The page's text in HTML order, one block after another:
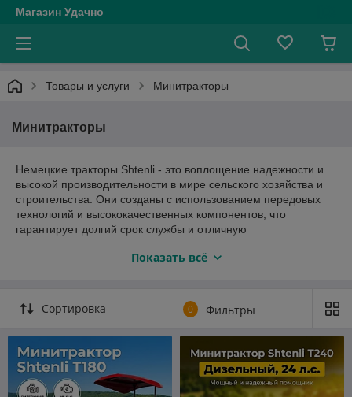
Магазин Удачно
Товары и услуги Минитракторы
Минитракторы
Немецкие тракторы Shtenli - это воплощение надежности и
высокой производительности в мире сельского хозяйства и
строительства. Они созданы с использованием передовых
технологий и высококачественных компонентов, что
гарантирует долгий срок службы и отличную
эффективности, немецкие тракторы Shtenli стали
условиях. Они также отличаются инновационными
функциями, что делает работу с ними более комфортной и
продуктивной. С немецкими тракторами Shtenli вы получаете
мощный инструмент, на который можно полагаться для
выполнения разнообразных задач в сельском хозяйстве и
стройиндустрии.
Показать всё
Сортировка 0 Фильтры